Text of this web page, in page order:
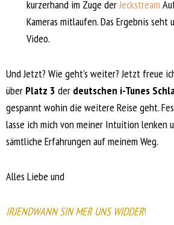
kurzerhand im Zuge derJeckstream
Kameras mitlaufen. Das Ergebnis seht
Video.
Und Jetzt? Wie geht’s weiter? Jetzt freue
über Platz 3 der deutschen i-Tunes
gespannt wohin die weitere Reise geht.
lasse ich mich von meiner Intuition lenken
sämtliche Erfahrungen auf meinem Weg.
Alles Liebe und
IRJENDWANN SIN MER UNS WIDDER!